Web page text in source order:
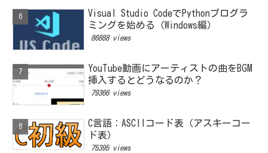
Visual Studio CodeでPythonプログラ
ミングを始める（Windows編）
86888 views
YouTube動画にアーティストの曲をBGM
挿入するとどうなるのか？
79366 views
C言語：ASCIIコード表（アスキーコー
ド表）
75395 views